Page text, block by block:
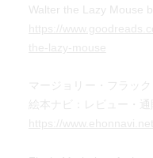
Walter the Lazy Mouse
マージョリー・フラッ
絵本ナビ：レビュー・通